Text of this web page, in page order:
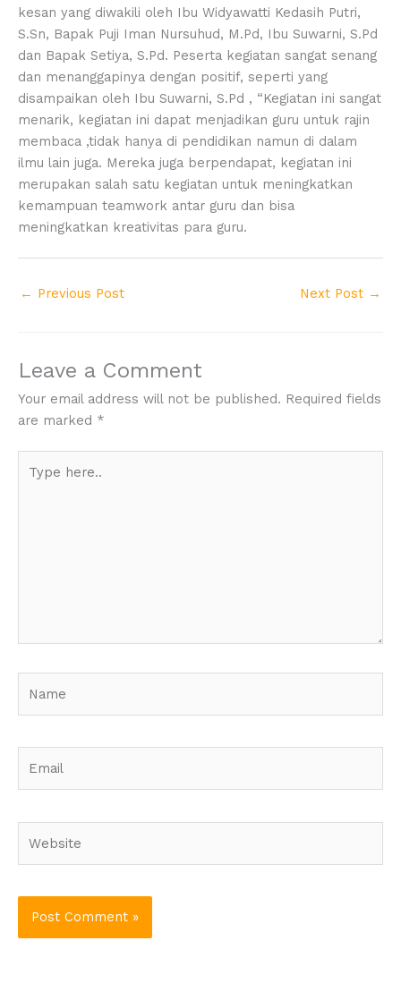
kesan yang diwakili oleh Ibu Widyawatti Kedasih Putri,
S.Sn, Bapak Puji Iman Nursuhud, M.Pd, Ibu Suwarni, S.Pd
dan Bapak Setiya, S.Pd. Peserta kegiatan sangat senang
dan menanggapinya dengan positif, seperti yang
disampaikan oleh Ibu Suwarni, S.Pd , “Kegiatan ini sangat
menarik, kegiatan ini dapat menjadikan guru untuk rajin
membaca ,tidak hanya di pendidikan namun di dalam
ilmu lain juga. Mereka juga berpendapat, kegiatan ini
merupakan salah satu kegiatan untuk meningkatkan
kemampuan teamwork antar guru dan bisa
meningkatkan kreativitas para guru.
← Previous Post Next Post →
Leave a Comment
Your email address will not be published. Required fields
are marked *
here..